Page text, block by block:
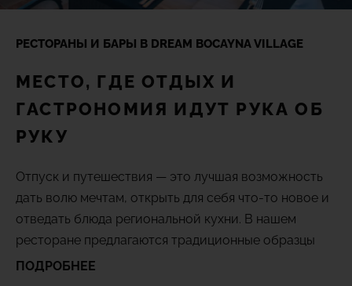
Playa de
Americas,
Tenerife
Местоположение
РЕСТОРАНЫ И БАРЫ В DREAM BOCAYNA VILLAGE
МЕСТО, ГДЕ ОТДЫХ И
ГАСТРОНОМИЯ ИДУТ РУКА ОБ
РУКУ
Отпуск и путешествия — это лучшая возможность
дать волю мечтам, открыть для себя что-то новое и
отведать блюда региональной кухни. В нашем
ресторане предлагаются традиционные образцы
испанской гастрономии, настолько
ПОДРОБНЕЕ